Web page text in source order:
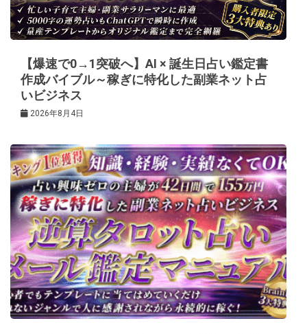
ョ
ン【爆速で0→1突破へ】AI × 誕生日占い鑑定書
作成バイブル～稼ぎに特化した副業ネット占
いビジネス
2026年8月4日